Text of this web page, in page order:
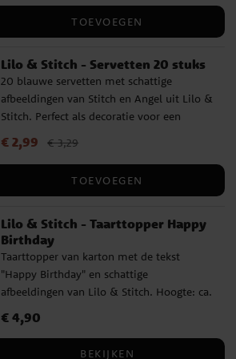
TOEVOEGEN
Lilo & Stitch - Servetten 20 stuks
20 blauwe servetten met schattige
afbeeldingen van Stitch en Angel uit Lilo &
Stitch. Perfect als decoratie voor een
en zijn uitgevouwen ca. 33 x 33 cm groot.
Actuele prijs:€ 2,99
€ 2,99 € 3,29
TOEVOEGEN
Lilo & Stitch - Taarttopper Happy
Birthday
Taarttopper van karton met de tekst
"Happy Birthday" en schattige
afbeeldingen van Lilo & Stitch. Hoogte: ca.
Prijs :€ 4,90
€ 4,90
BEKIJKEN